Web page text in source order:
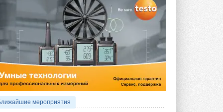
«Датарк» испытал модульный
ЦОД с плотностью 54 кВт на
стойку
Испытания прошли на собственной
производственной площадке и были ...
3 АВГУСТА 2026
Samsung выпускает VRF-
систему DVM на R32
Линейка включает семь типоразмеров
производительностью от 22,4 до 56 кВт.
Суммарная длина трубопроводов ...
3 АВГУСТА 2026
мероприятия